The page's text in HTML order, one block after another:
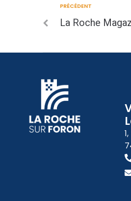
PRÉCÉDENT
La Roche